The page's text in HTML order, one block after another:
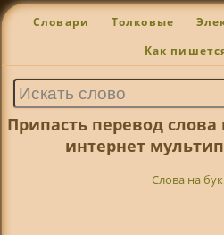
Словари Толковые
Как
Припасть перевод
интернет
Слова на